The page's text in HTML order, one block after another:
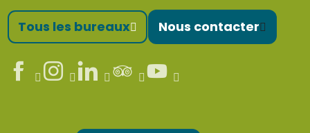
Tous les bureaux Nous contacter